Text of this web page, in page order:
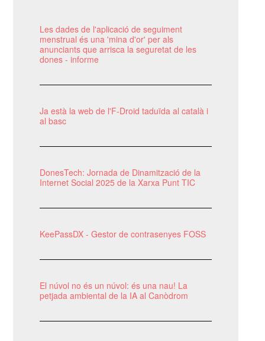
Les dades de l'aplicació de seguiment
menstrual és una 'mina d'or' per als
anunciants que arrisca la seguretat de les
dones - informe
Ja està la web de l'F-Droid taduïda al català i
al basc
DonesTech: Jornada de Dinamització de la
Internet Social 2025 de la Xarxa Punt TIC
KeePassDX - Gestor de contrasenyes FOSS
El núvol no és un núvol: és una nau! La
petjada ambiental de la IA al Canòdrom